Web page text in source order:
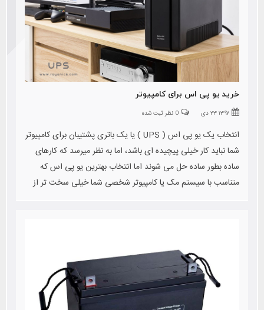
خرید یو پی اس برای کامپیوتر
۱۳۹۷ ۲۳ دی 0 نظر ثبت شده
انتخاب یک یو پی اس ( UPS ) یا یک باتری پشتیبان برای کامپیوتر
شما نباید کار خیلی پیچیده ای باشد، اما به نظر میرسد که کارهای
ساده بطور ساده حل می شوند اما انتخاب بهترین یو پی اس که
متناسب با سیستم مک یا کامپیوتر شخصی شما خیلی سخت تر از